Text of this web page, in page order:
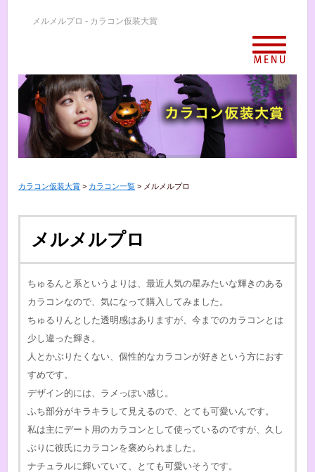
メルメルプロ - カラコン仮装大賞
カラコン仮装大賞 > カラコン一覧 > メルメルプロ
メルメルプロ
ちゅるんと系というよりは、最近人気の星みたいな輝きのある
カラコンなので、気になって購入してみました。
ちゅるりんとした透明感はありますが、今までのカラコンとは
少し違った輝き。
人とかぶりたくない、個性的なカラコンが好きという方におす
すめです。
デザイン的には、ラメっぽい感じ。
ふち部分がキラキラして見えるので、とても可愛いんです。
私は主にデート用のカラコンとして使っているのですが、久し
ぶりに彼氏にカラコンを褒められました。
ナチュラルに輝いていて、とても可愛いそうです。